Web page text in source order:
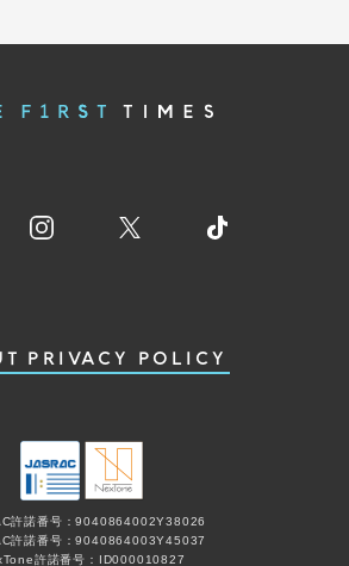
PRIVACY POLICY
許諾番号：9040864002Y38026
許諾番号：9040864003Y45037
許諾番号：ID000010827